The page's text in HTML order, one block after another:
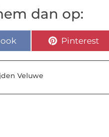
dan op:
Pinterest
Veluwe